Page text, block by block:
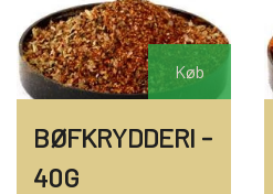
Køb
BØFKRYDDERI -
40G